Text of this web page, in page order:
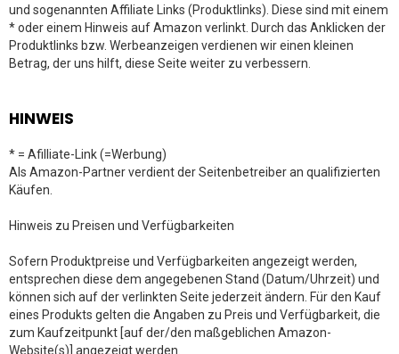
und sogenannten Affiliate Links (Produktlinks). Diese sind mit einem
* oder einem Hinweis auf Amazon verlinkt. Durch das Anklicken der
Produktlinks bzw. Werbeanzeigen verdienen wir einen kleinen
Betrag, der uns hilft, diese Seite weiter zu verbessern.
HINWEIS
* = Afilliate-Link (=Werbung)
Als Amazon-Partner verdient der Seitenbetreiber an qualifizierten
Käufen.
Hinweis zu Preisen und Verfügbarkeiten
Sofern Produktpreise und Verfügbarkeiten angezeigt werden,
entsprechen diese dem angegebenen Stand (Datum/Uhrzeit) und
können sich auf der verlinkten Seite jederzeit ändern. Für den Kauf
eines Produkts gelten die Angaben zu Preis und Verfügbarkeit, die
zum Kaufzeitpunkt [auf der/den maßgeblichen Amazon-
Website(s)] angezeigt werden.